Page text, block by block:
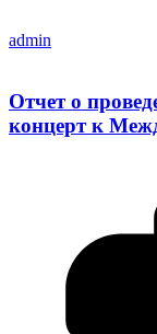
admin
Отчет о
концерт к